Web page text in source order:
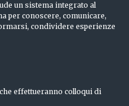
un sistema integrato al
per conoscere, comunicare,
condividere esperienze
effettueranno colloqui di